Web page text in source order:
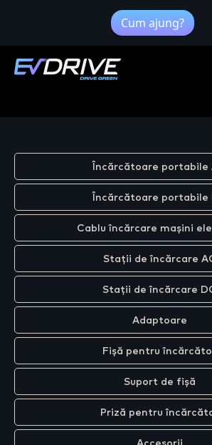
Cum ajung?
Încărcătoare portabile
Încărcătoare portabile
Cablu încărcare mașini
Stații de încărcare
Stații de încărcare
Adaptoare
Fișă pentru
Suport de fișă
Priză pentru